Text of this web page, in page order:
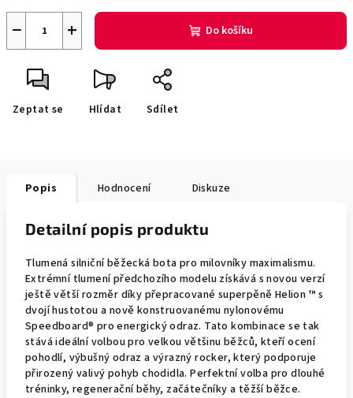
+
− Do košíku
Zeptat se Hlídat Sdílet
Popis Hodnocení Diskuze
Detailní popis produktu
Tlumená silniční běžecká bota pro milovníky maximalismu.
Extrémní tlumení předchozího modelu získává s novou verzí
ještě větší rozměr díky přepracované superpěně Helion ™ s
dvojí hustotou a nově konstruovanému nylonovému
Speedboard® pro energický odraz. Tato kombinace se tak
stává ideální volbou pro velkou většinu běžců, kteří ocení
pohodlí, výbušný odraz a výrazný rocker, který podporuje
přirozený valivý pohyb chodidla. Perfektní volba pro dlouhé
tréninky, regenerační běhy, začátečníky a těžší běžce.